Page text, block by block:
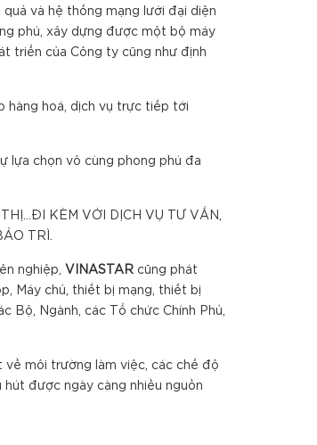
và hệ thống mạng lưới đại diện
phú, xây dựng được một bộ máy
triển của Công ty cũng như định
hàng hoá, dịch vụ trực tiếp tới
lựa chọn vô cùng phong phú đa
KÈM VỚI DỊCH VỤ TƯ VẤN,
TRÌ.
nghiệp, VINAS TAR cũng phát
Máy chủ, thiết bị mạng, thiết bị
Bộ, Ngành, các Tổ chức Chính Phủ,
về môi trường làm việc, các chế độ
được ngày càng nhiều nguồn